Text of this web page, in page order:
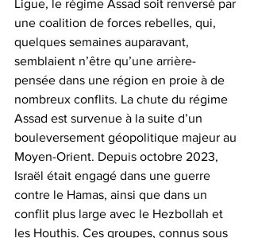
Ligue, le régime Assad soit renversé par
une coalition de forces rebelles, qui,
quelques semaines auparavant,
semblaient n’être qu’une arrière-
pensée dans une région en proie à de
nombreux conflits. La chute du régime
Assad est survenue à la suite d’un
bouleversement géopolitique majeur au
Moyen-Orient. Depuis octobre 2023,
Israël était engagé dans une guerre
contre le Hamas, ainsi que dans un
conflit plus large avec le Hezbollah et
les Houthis. Ces groupes, connus sous